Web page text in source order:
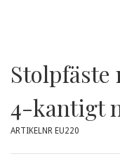
4-kantigt
ARTIKELNR EU220